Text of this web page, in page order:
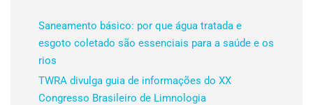
Saneamento básico: por que água tratada e
esgoto coletado são essenciais para a saúde e os
rios
TWRA divulga guia de informações do XX
Congresso Brasileiro de Limnologia